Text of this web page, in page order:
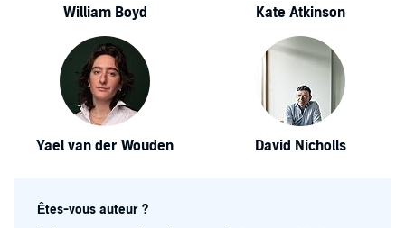
William Boyd Kate Atkinson
Yael van der Wouden David Nicholls
Êtes-vous auteur ?